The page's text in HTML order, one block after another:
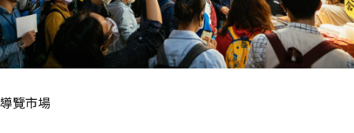
導覽市場